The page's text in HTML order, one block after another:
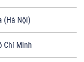
(Hà Nội)
Chí Minh